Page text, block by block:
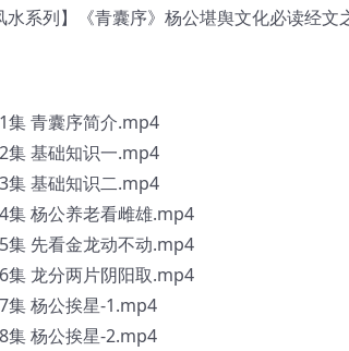
水系列】《青囊序》杨公堪舆文化必读经
集 青囊序简介.mp4
集 基础知识一.mp4
集 基础知识二.mp4
集 杨公养老看雌雄.mp4
集 先看金龙动不动.mp4
集 龙分两片阴阳取.mp4
集 杨公挨星-1.mp4
集 杨公挨星-2.mp4